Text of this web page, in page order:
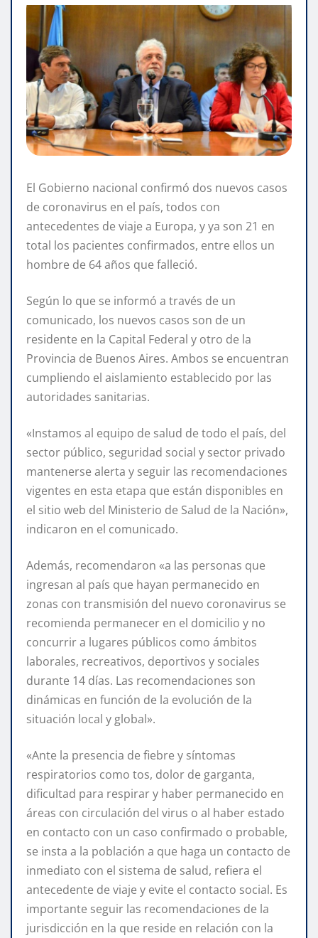
El Gobierno nacional confirmó dos nuevos casos
de coronavirus en el país, todos con
antecedentes de viaje a Europa, y ya son 21 en
total los pacientes confirmados, entre ellos un
hombre de 64 años que falleció.
Según lo que se informó a través de un
comunicado, los nuevos casos son de un
residente en la Capital Federal y otro de la
Provincia de Buenos Aires. Ambos se encuentran
cumpliendo el aislamiento establecido por las
autoridades sanitarias.
«Instamos al equipo de salud de todo el país, del
sector público, seguridad social y sector privado
mantenerse alerta y seguir las recomendaciones
vigentes en esta etapa que están disponibles en
el sitio web del Ministerio de Salud de la Nación»,
indicaron en el comunicado.
Además, recomendaron «a las personas que
ingresan al país que hayan permanecido en
zonas con transmisión del nuevo coronavirus se
recomienda permanecer en el domicilio y no
concurrir a lugares públicos como ámbitos
laborales, recreativos, deportivos y sociales
durante 14 días. Las recomendaciones son
dinámicas en función de la evolución de la
situación local y global».
«Ante la presencia de fiebre y síntomas
respiratorios como tos, dolor de garganta,
dificultad para respirar y haber permanecido en
áreas con circulación del virus o al haber estado
en contacto con un caso confirmado o probable,
se insta a la población a que haga un contacto de
inmediato con el sistema de salud, refiera el
antecedente de viaje y evite el contacto social. Es
importante seguir las recomendaciones de la
jurisdicción en la que reside en relación con la